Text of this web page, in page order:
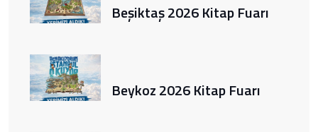
Beşiktaş 2026 Kitap Fuarı
Beykoz 2026 Kitap Fuarı